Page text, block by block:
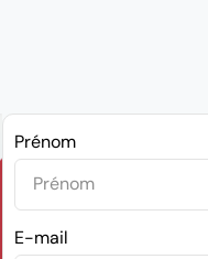
Prénom
E-mail